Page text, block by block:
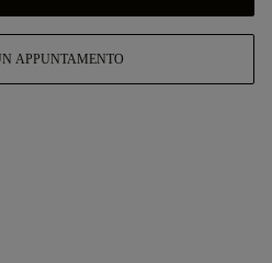
APPUNTAMENTO